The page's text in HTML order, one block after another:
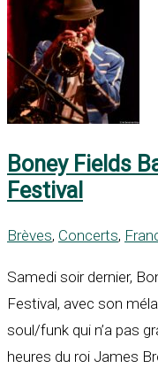
Boney Fields
Festival
Brèves, Concerts,
Samedi soir dernier,
Festival, avec son
soul/funk qui n’a pas
heures du roi James